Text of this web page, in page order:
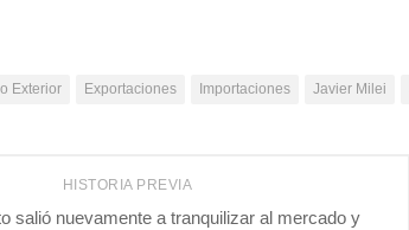
Exterior Exportaciones Importaciones Javier Milei
HISTORIA PREVIA
salió nuevamente a tranquilizar al mercado y